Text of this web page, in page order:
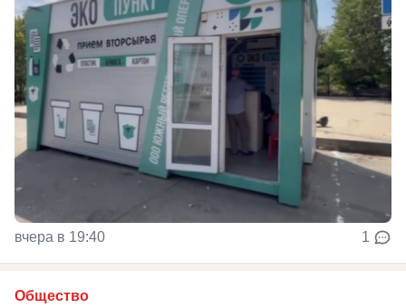
вчера в 19:40 1
Общество